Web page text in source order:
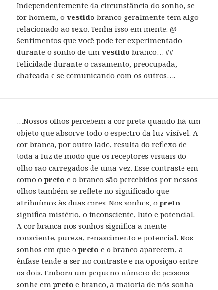
Independentemente da circunstância do sonho, se
for homem, ovestido branco geralmente tem algo
relacionado ao sexo. Tenha isso em mente. @
Sentimentos que você pode ter experimentado
durante o sonho de umvestido branco… ##
Felicidade durante o casamento, preocupada,
chateada e se comunicando com os outros….
…Nossos olhos percebem a cor preta quando há um
objeto que absorve todo o espectro da luz visível. A
cor branca, por outro lado, resulta do reflexo de
toda a luz de modo que os receptores visuais do
olho são carregados de uma vez. Esse contraste em
como opreto e o branco são percebidos por nossos
olhos também se reflete no significado que
atribuímos às duas cores. Nos sonhos, opreto
significa mistério, o inconsciente, luto e potencial.
A cor branca nos sonhos significa a mente
consciente, pureza, renascimento e potencial. Nos
sonhos em que opreto e o branco aparecem, a
ênfase tende a ser no contraste e na oposição entre
os dois. Embora um pequeno número de pessoas
sonhe empreto e branco, a maioria de nós sonha